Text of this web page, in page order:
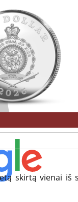
skirtą vienai iš